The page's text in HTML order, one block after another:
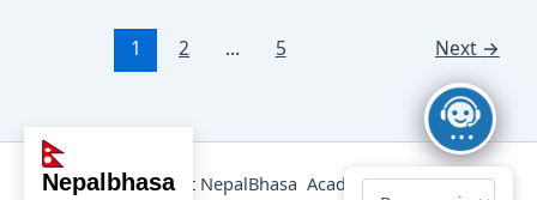
1 2 … 5 Next →
@2025 Copyright NepalBhasa Academy Powered by
nepalbhasa